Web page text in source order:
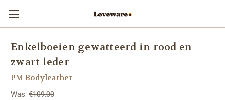
Enkelboeien gewatteerd in rood en
zwart leder
PM Bodyleather
Was: €109.00